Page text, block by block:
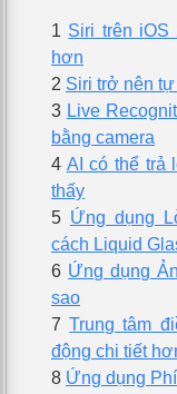
1 Siri trên
hơn
2 Siri trở nên
3 Live
bằng camera
4 AI có thể trả
thấy
5 Ứng dụng
cách Liquid
6 Ứng dụng
sao
7 Trung tâm
động chi tiết
8 Ứng dụng